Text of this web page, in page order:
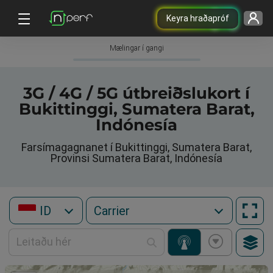
Keyra hraðapróf
Mælingar í gangi
3G / 4G / 5G útbreiðslukort í
Bukittinggi, Sumatera Barat,
Indónesía
Farsímagagnanet í Bukittinggi, Sumatera Barat,
Provinsi Sumatera Barat, Indónesía
ID